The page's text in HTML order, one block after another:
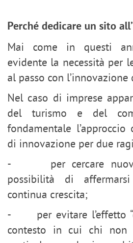
Perché dedicare un sito
Mai come in questi
evidente la necessità per
al passo con
Nel caso di imprese
del turismo e del
fondamentale
di innovazione per due
- per cercare nuove
possibilità di
continua crescita;
- per evitare l’effetto
contesto in cui chi non